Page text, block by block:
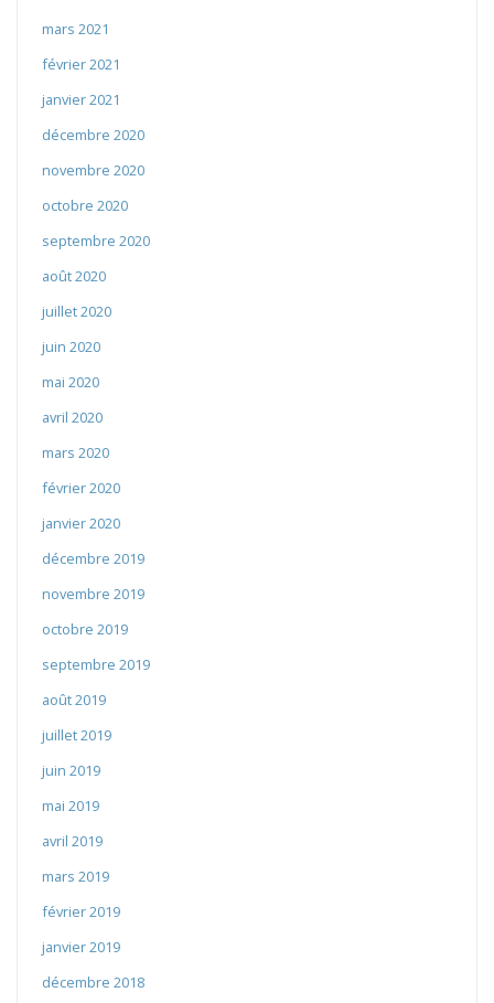
mars 2021
février 2021
janvier 2021
décembre 2020
novembre 2020
octobre 2020
septembre 2020
août 2020
juillet 2020
juin 2020
mai 2020
avril 2020
mars 2020
février 2020
janvier 2020
décembre 2019
novembre 2019
octobre 2019
septembre 2019
août 2019
juillet 2019
juin 2019
mai 2019
avril 2019
mars 2019
février 2019
janvier 2019
décembre 2018